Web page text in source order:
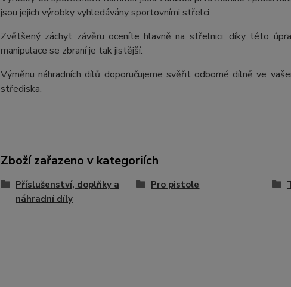
jsou jejich výrobky vyhledávány sportovními střelci.
Zvětšený záchyt závěru oceníte hlavně na střelnici, díky této
manipulace se zbraní je tak jistější.
Výměnu náhradních dílů doporučujeme svěřit odborné dílně ve
střediska.
Zboží zařazeno v kategoriích
Příslušenství, doplňky a
náhradní díly
Pro pistole